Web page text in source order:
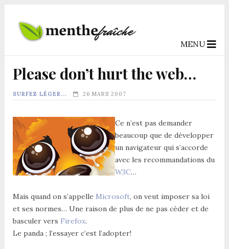
MENU
Please don’t hurt the web…
SURFEZ LÉGER... 26 MARS 2007
Ce n’est pas demander
beaucoup que de développer
un navigateur qui s’accorde
avec les recommandations du
W3C…
Mais quand on s’appelle Microsoft, on veut imposer sa loi
et ses normes… Une raison de plus de ne pas céder et de
basculer vers Firefox.
Le panda ; l’essayer c’est l’adopter!